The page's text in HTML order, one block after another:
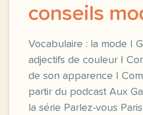
conseils
Vocabulaire : la mode |
adjectifs de couleur |
de son apparence |
partir du podcast Aux
la série Parlez-vous Paris